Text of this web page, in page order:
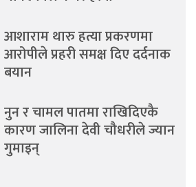
आशाराम थारु हत्या प्रकरणमा
आरोपीले प्रहरी समक्ष दिए दर्दनाक
बयान
नुन र चामल पातमा राखिदिएकै
कारण जालिना देवी चौधरीले ज्यान
गुमाइन्